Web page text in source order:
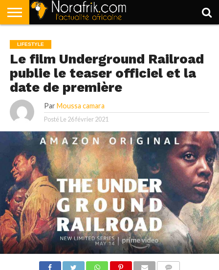
POLITIQUE
SOCIÉTÉ
ECONOMIE
SPORT
LIFESTYLE
LIFESTYLE
Le film Underground Railroad
publie le teaser officiel et la
date de première
Par Moussa camara
Posté Le 26 février 2021